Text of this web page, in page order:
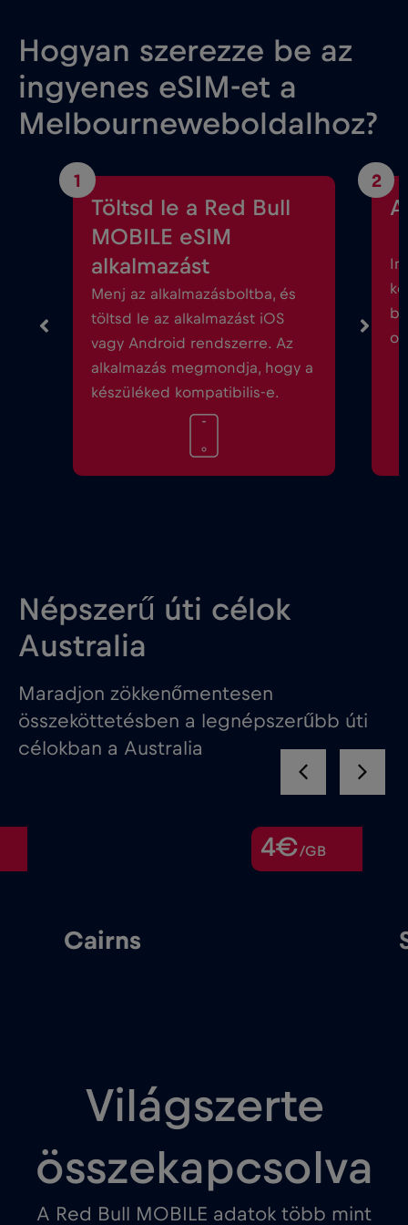
Hogyan szerezze be az
ingyenes eSIM-et a
Melbourneweboldalhoz?
1
Töltsd le a Red Bull
MOBILE eSIM
alkalmazást
Menj az alkalmazásboltba, és
töltsd le az alkalmazást iOS
vagy Android rendszerre. Az
alkalmazás megmondja, hogy a
készüléked kompatibilis-e.
2
Népszerű úti célok
Australia
Maradjon zökkenőmentesen
összeköttetésben a legnépszerűbb úti
célokban a Australia
4€/GB
Cairns
Világszerte
összekapcsolva
A Red Bull MOBILE adatok több mint